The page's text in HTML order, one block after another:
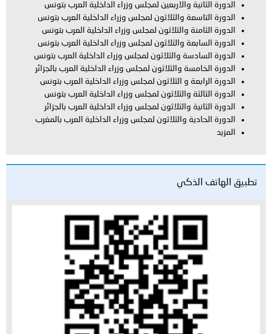
الدورة الثانية والاربعين لمجلس وزراء الداخلية العرب بتونس
الدورة التاسعة والثلاثون لمجلس وزراء الداخلية العرب بتونس
الدورة الثامنة والثلاثون لمجلس وزراء الداخلية العرب بتونس
الدورة السابعة والثلاثون لمجلس وزراء الداخلية العرب بتونس
الدورة السادسة والثلاثون لمجلس وزراء الداخلية العرب بتونس
الدورة الخامسة والثلاثون لمجلس وزراء الداخلية العرب بالجزائر
الدورة الرابعة و الثلاثون لمجلس وزراء الداخلية العرب بتونس
الدورة الثالثة والثلاثون لمجلس وزراء الداخلية العرب بتونس
الدورة الثانية والثلاثون لمجلس وزراء الداخلية العرب بالجزائر
الدورة الحادية والثلاثون لمجلس وزراء الداخلية العرب بالمغرب
المزيد
تطبيق الهاتف الذكي